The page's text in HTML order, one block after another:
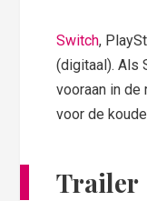
Switch,
(digitaal). Als
vooraan in de
voor de
Trailer